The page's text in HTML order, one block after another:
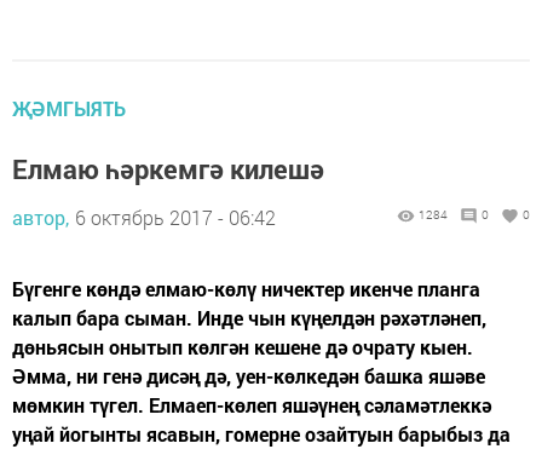
ҖӘМГЫЯТЬ
Елмаю һәркемгә килешә
автор, 6 октябрь 2017 - 06:42 1284 0 0
Бүгенге көндә елмаю-көлү ничектер икенче планга
калып бара сыман. Инде чын күңелдән рәхәтләнеп,
дөньясын онытып көлгән кешене дә очрату кыен.
Әмма, ни генә дисәң дә, уен-көлкедән башка яшәве
мөмкин түгел. Елмаеп-көлеп яшәүнең сәламәтлеккә
уңай йогынты ясавын, гомерне озайтуын барыбыз да